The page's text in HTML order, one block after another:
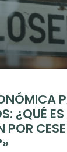
¿QUÉ
POR